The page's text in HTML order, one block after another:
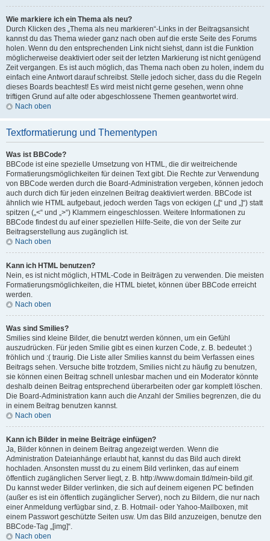
Wie markiere ich ein Thema als neu?
Durch Klicken des „Thema als neu markieren“-Links in der Beitragsansicht
kannst du das Thema wieder ganz nach oben auf die erste Seite des Forums
holen. Wenn du den entsprechenden Link nicht siehst, dann ist die Funktion
möglicherweise deaktiviert oder seit der letzten Markierung ist nicht genügend
Zeit vergangen. Es ist auch möglich, das Thema nach oben zu holen, indem du
einfach eine Antwort darauf schreibst. Stelle jedoch sicher, dass du die Regeln
dieses Boards beachtest! Es wird meist nicht gerne gesehen, wenn ohne
triftigen Grund auf alte oder abgeschlossene Themen geantwortet wird.
Nach oben
Textformatierung und Thementypen
Was ist BBCode?
BBCode ist eine spezielle Umsetzung von HTML, die dir weitreichende
Formatierungsmöglichkeiten für deinen Text gibt. Die Rechte zur Verwendung
von BBCode werden durch die Board-Administration vergeben, können jedoch
auch durch dich für jeden einzelnen Beitrag deaktiviert werden. BBCode ist
ähnlich wie HTML aufgebaut, jedoch werden Tags von eckigen („[“ und „]“) statt
spitzen („<“ und „>“) Klammern eingeschlossen. Weitere Informationen zu
BBCode findest du auf einer speziellen Hilfe-Seite, die von der Seite zur
Beitragserstellung aus zugänglich ist.
Nach oben
Kann ich HTML benutzen?
Nein, es ist nicht möglich, HTML-Code in Beiträgen zu verwenden. Die meisten
Formatierungsmöglichkeiten, die HTML bietet, können über BBCode erreicht
werden.
Nach oben
Was sind Smilies?
Smilies sind kleine Bilder, die benutzt werden können, um ein Gefühl
auszudrücken. Für jeden Smilie gibt es einen kurzen Code, z. B. bedeutet :)
fröhlich und :( traurig. Die Liste aller Smilies kannst du beim Verfassen eines
Beitrags sehen. Versuche bitte trotzdem, Smilies nicht zu häufig zu benutzen,
sie können einen Beitrag schnell unlesbar machen und ein Moderator könnte
deshalb deinen Beitrag entsprechend überarbeiten oder gar komplett löschen.
Die Board-Administration kann auch die Anzahl der Smilies begrenzen, die du
in einem Beitrag benutzen kannst.
Nach oben
Kann ich Bilder in meine Beiträge einfügen?
Ja, Bilder können in deinem Beitrag angezeigt werden. Wenn die
Administration Dateianhänge erlaubt hat, kannst du das Bild auch direkt
hochladen. Ansonsten musst du zu einem Bild verlinken, das auf einem
öffentlich zugänglichen Server liegt, z. B. http://www.domain.tld/mein-bild.gif.
Du kannst weder Bilder verlinken, die sich auf deinem eigenen PC befinden
(außer es ist ein öffentlich zugänglicher Server), noch zu Bildern, die nur nach
einer Anmeldung verfügbar sind, z. B. Hotmail- oder Yahoo-Mailboxen, mit
einem Passwort geschützte Seiten usw. Um das Bild anzuzeigen, benutze den
BBCode-Tag „[img]“.
Nach oben